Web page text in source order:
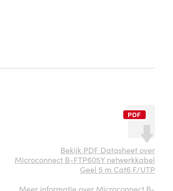
Bekijk PDF Datasheet over
Microconnect B-FTP605Y netwerkkabel
Geel 5 m Cat6 F/UTP
Meer informatie over Microconnect B-